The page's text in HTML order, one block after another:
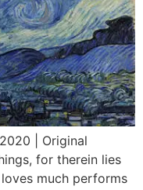
| Original
for therein lies
much performs